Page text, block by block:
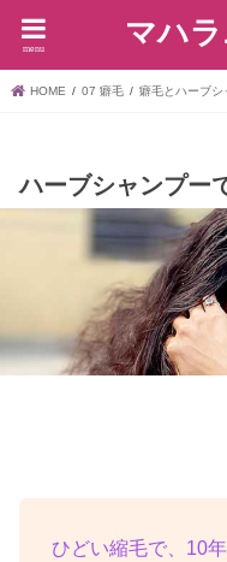
マハ
menu
HOME 07 癖毛 癖毛とハーブシ
ハーブシャンプー
ひどい縮毛で、10